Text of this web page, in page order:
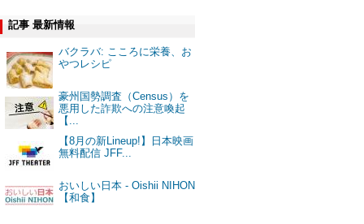
記事 最新情報
バクラバ: こころに栄養、お
やつレシピ
豪州国勢調査（Census）を
悪用した詐欺への注意喚起
【...
【8月の新Lineup!】日本映画
無料配信 JFF...
おいしい日本 - Oishii NIHON
【和食】